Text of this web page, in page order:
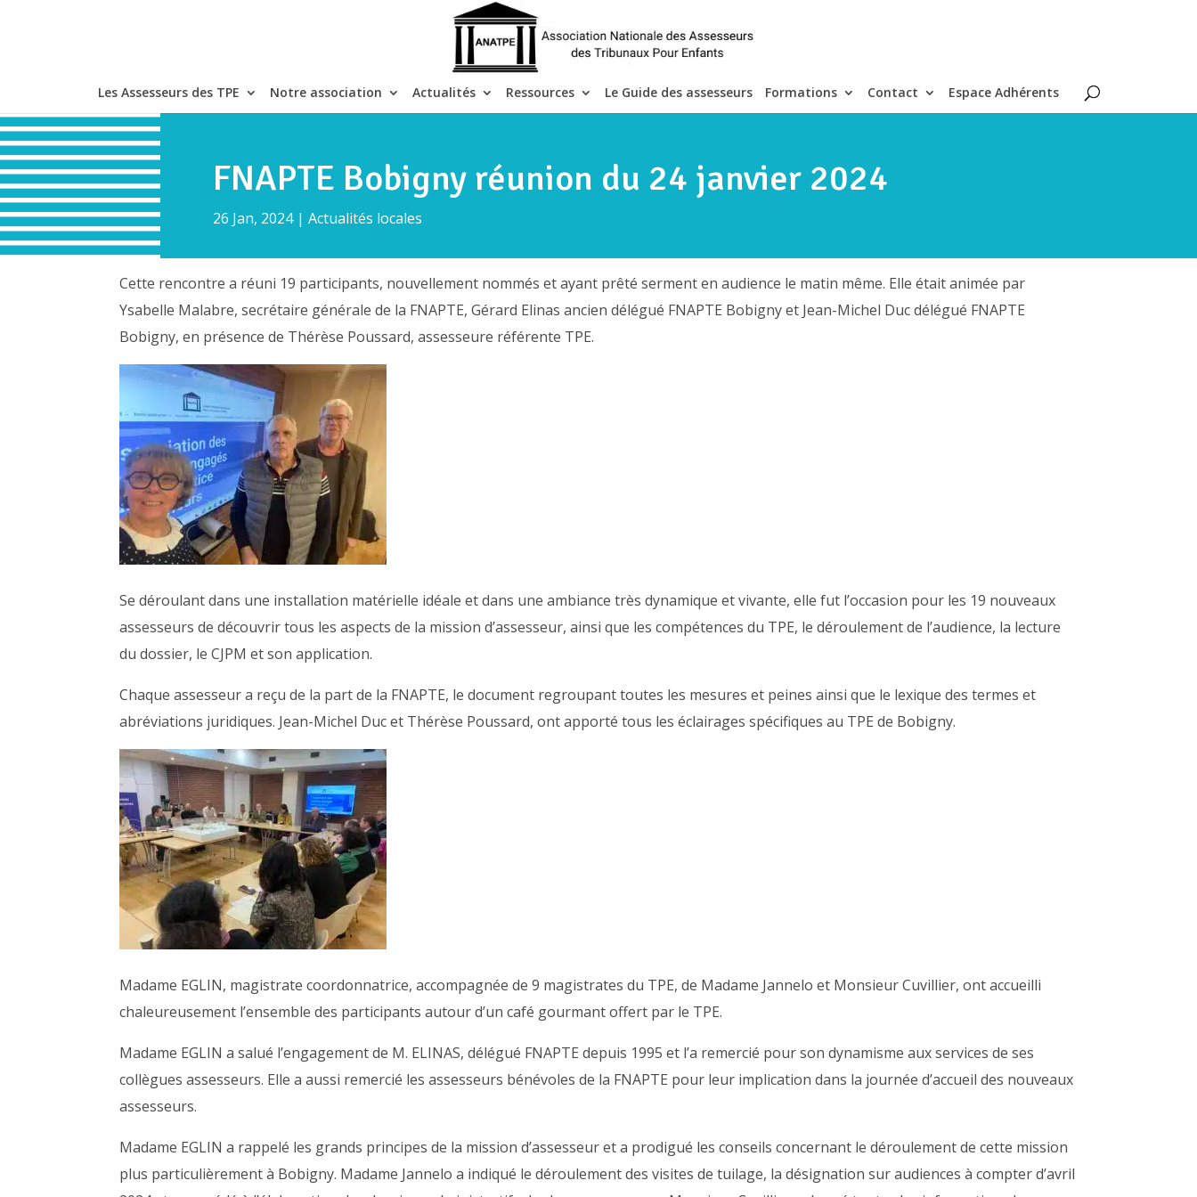
Les Assesseurs des TPE Notre association Actualités Ressources Le Guide des assesseurs Formations Contact Espace Adhérents
FNAPTE Bobigny réunion du 24 janvier 2024
26 Jan, 2024|Actualités locales
Cette rencontre a réuni 19 participants, nouvellement nommés et ayant prêté serment en audience le matin même. Elle était animée par
Ysabelle Malabre, secrétaire générale de la FNAPTE, Gérard Elinas ancien délégué FNAPTE Bobigny et Jean-Michel Duc délégué FNAPTE
Bobigny, en présence de Thérèse Poussard, assesseure référente TPE.
Se déroulant dans une installation matérielle idéale et dans une ambiance très dynamique et vivante, elle fut l’occasion pour les 19 nouveaux
assesseurs de découvrir tous les aspects de la mission d’assesseur, ainsi que les compétences du TPE, le déroulement de l’audience, la lecture
du dossier, le CJPM et son application.
Chaque assesseur a reçu de la part de la FNAPTE, le document regroupant toutes les mesures et peines ainsi que le lexique des termes et
abréviations juridiques. Jean-Michel Duc et Thérèse Poussard, ont apporté tous les éclairages spécifiques au TPE de Bobigny.
Madame EGLIN, magistrate coordonnatrice, accompagnée de 9 magistrates du TPE, de Madame Jannelo et Monsieur Cuvillier, ont accueilli
chaleureusement l’ensemble des participants autour d’un café gourmant offert par le TPE.
Madame EGLIN a salué l’engagement de M. ELINAS, délégué FNAPTE depuis 1995 et l’a remercié pour son dynamisme aux services de ses
collègues assesseurs. Elle a aussi remercié les assesseurs bénévoles de la FNAPTE pour leur implication dans la journée d’accueil des nouveaux
assesseurs.
Madame EGLIN a rappelé les grands principes de la mission d’assesseur et a prodigué les conseils concernant le déroulement de cette mission
plus particulièrement à Bobigny. Madame Jannelo a indiqué le déroulement des visites de tuilage, la désignation sur audiences à compter d’avril